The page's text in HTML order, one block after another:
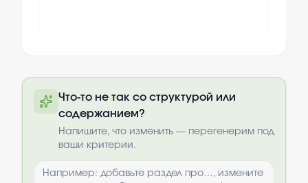
оплаты
Что-то не так со структурой или
содержанием?
Напишите, что изменить — перегенерим под
ваши критерии.